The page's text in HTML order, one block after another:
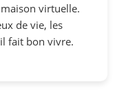
maison virtuelle.
de vie, les
fait bon vivre.